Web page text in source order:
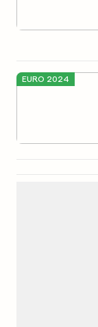
EURO 2024